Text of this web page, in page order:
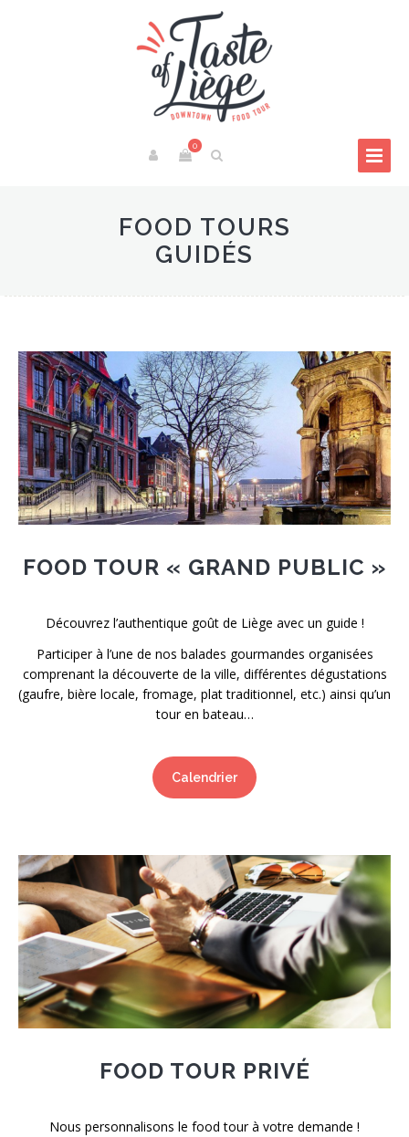
0
FOOD TOURS
GUIDÉS
FOOD TOUR « GRAND PUBLIC »
Découvrez l’authentique goût de Liège avec un guide !
Participer à l’une de nos balades gourmandes organisées
comprenant la découverte de la ville, différentes dégustations
(gaufre, bière locale, fromage, plat traditionnel, etc.) ainsi qu’un
tour en bateau…
Calendrier
FOOD TOUR PRIVÉ
Nous personnalisons le food tour à votre demande !